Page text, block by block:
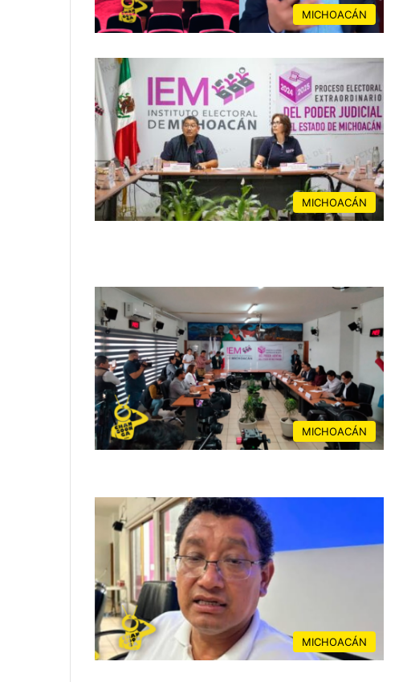
MICHOACÁN
MICHOACÁN
MICHOACÁN
MICHOACÁN